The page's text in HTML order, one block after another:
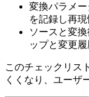
変換パラメ
を記録し再現
ソースと変
ップと変更履
このチェックリス
くくなり、ユーザ